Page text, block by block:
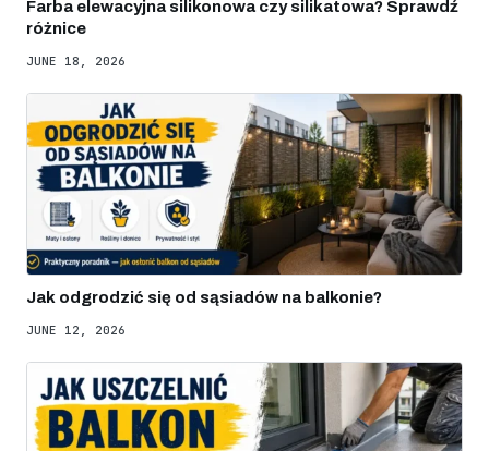
Farba elewacyjna silikonowa czy silikatowa? Sprawdź
różnice
JUNE 18, 2026
Jak odgrodzić się od sąsiadów na balkonie?
JUNE 12, 2026